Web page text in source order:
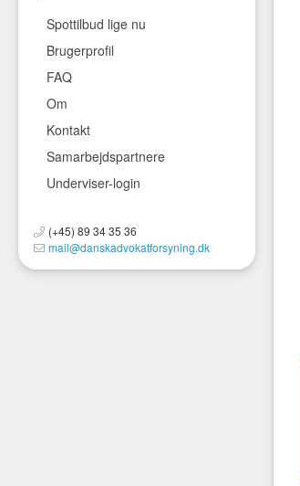
Spottilbud lige nu
Brugerprofil
FAQ
Om
Kontakt
Samarbejdspartnere
Underviser-login
(+45) 89 34 35 36
mail@danskadvokatforsyning.dk